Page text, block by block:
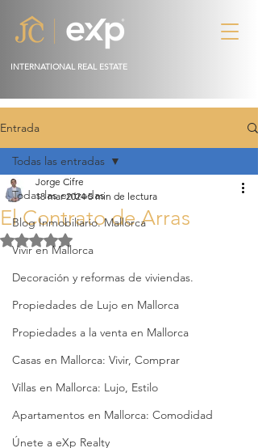
INTERNATIONAL REAL ESTATE
Entrada
Todas las entradas
Blog Inmobiliario. Mallorca
Vivir en Mallorca
Decoración y reformas de viviendas.
Propiedades de Lujo en Mallorca
Propiedades a la venta en Mallorca
Casas en Mallorca: Vivir, Comprar
Villas en Mallorca: Lujo, Estilo
Apartamentos en Mallorca: Comodidad
Únete a eXp Realty
Todas las entradas
El Contrato de Arras
Jorge Cifre
18 mar 2024 5 min de lectura
Obtuvo NaN de 5 estrellas.